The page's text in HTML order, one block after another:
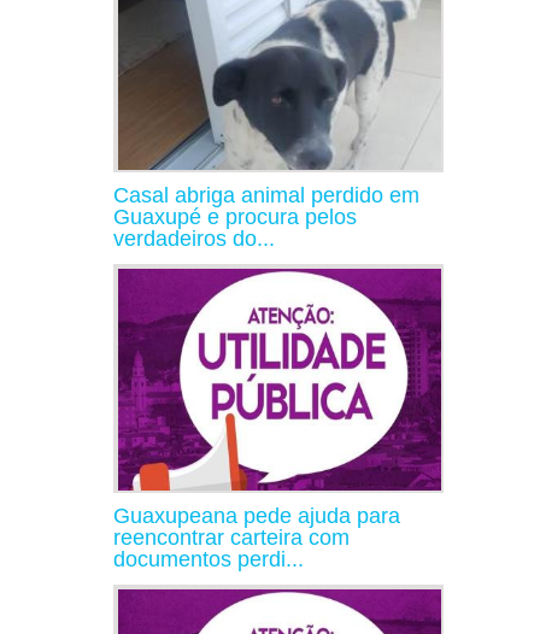
Casal abriga animal perdido em
Guaxupé e procura pelos
verdadeiros do...
Guaxupeana pede ajuda para
reencontrar carteira com
documentos perdi...